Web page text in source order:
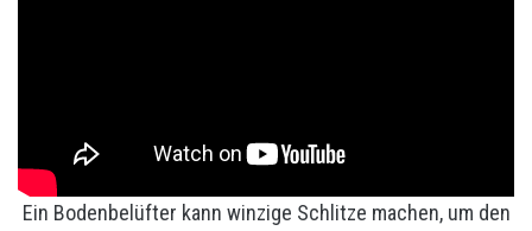
Ein Bodenbelüfter kann winzige Schlitze machen, um den